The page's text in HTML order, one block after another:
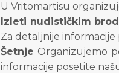
U Vritomartisu
Izleti nudističkim
Za detaljnije
Šetnje Organizujemo
informacije posetite